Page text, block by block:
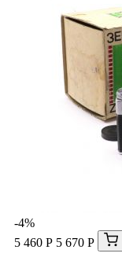
-4%
5 460 Р 5 670 Р